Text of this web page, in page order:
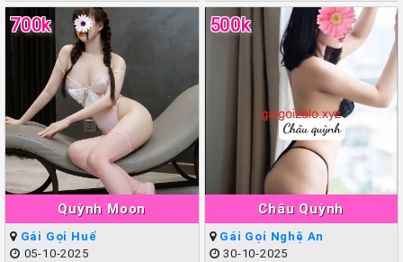
Quỳnh Moon
700k
Gái Gọi Huế
05-10-2025
Châu Quỳnh
500k
Gái Gọi Nghệ An
30-10-2025